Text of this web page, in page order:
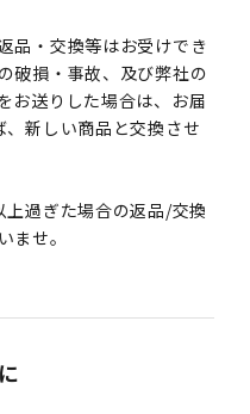
品・交換等はお受けでき
破損・事故、及び弊社の
お送りした場合は、お届
新しい商品と交換させ
過ぎた場合の返品/交換
ませ。